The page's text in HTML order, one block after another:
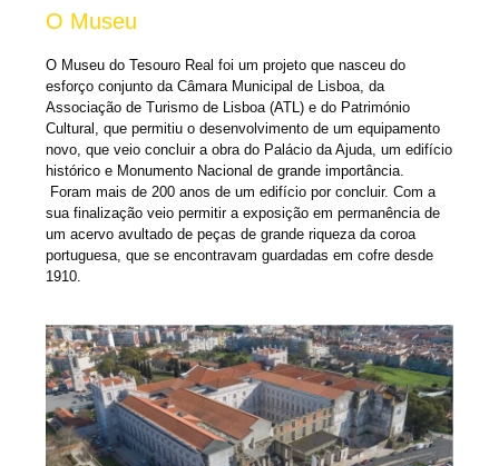
O Museu
O Museu do Tesouro Real foi um projeto que nasceu do
esforço conjunto da Câmara Municipal de Lisboa, da
Associação de Turismo de Lisboa (ATL) e do Património
Cultural, que permitiu o desenvolvimento de um equipamento
novo, que veio concluir a obra do Palácio da Ajuda, um edifício
histórico e Monumento Nacional de grande importância.
Foram mais de 200 anos de um edifício por concluir. Com a
sua finalização veio permitir a exposição em permanência de
um acervo avultado de peças de grande riqueza da coroa
portuguesa, que se encontravam guardadas em cofre desde
1910.